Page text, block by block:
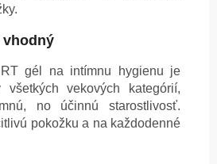
vhodný
gél na intímnu hygienu je
vekových kategórií,
no účinnú starostlivosť.
pokožku a na každodenné